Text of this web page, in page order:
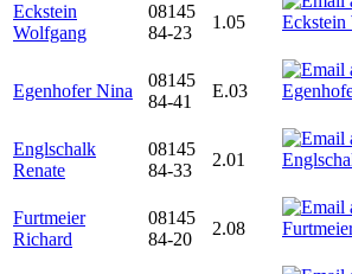
Eckstein
Wolfgang
08145
84-23
1.05
Egenhofer Nina
08145
84-41
E.03
Englschalk
Renate
08145
84-33
2.01
Furtmeier
Richard
08145
84-20
2.08